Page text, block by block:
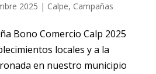
2025 | Calpe, Campañas
Bono Comercio Calp 2025
locales y a la
en nuestro municipio